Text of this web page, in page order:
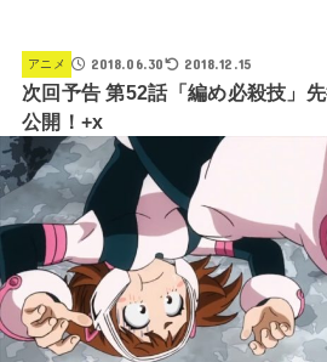
アニメ 2018.06.30 2018.12.15
次回予告 第52話「編め必殺技」
公開！+x